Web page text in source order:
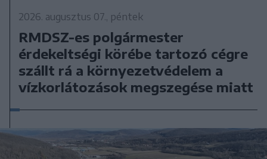
2026. augusztus 07., péntek
RMDSZ-es polgármester
érdekeltségi körébe tartozó cégre
szállt rá a környezetvédelem a
vízkorlátozások megszegése miatt